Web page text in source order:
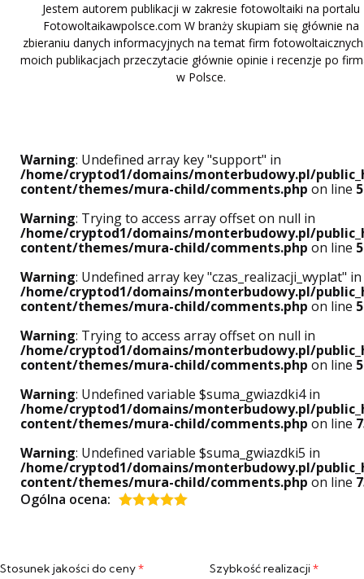
Jestem autorem publikacji w zakresie fotowoltaiki na portalu
Fotowoltaikawpolsce.com W branży skupiam się głównie na
zbieraniu danych informacyjnych na temat firm
moich publikacjach przeczytacie głównie opinie i recenzje po
w Polsce.
Warning: Undefined array key "support" in
/home/cryptod1/domains/monterbudowy.pl/
content/themes/mura-child/comments.php on line
Warning: Trying to access array offset on null in
/home/cryptod1/domains/monterbudowy.pl/
content/themes/mura-child/comments.php on line
Warning: Undefined array key "czas_realizacji_wyplat" in
/home/cryptod1/domains/monterbudowy.pl/
content/themes/mura-child/comments.php on line
Warning: Trying to access array offset on null in
/home/cryptod1/domains/monterbudowy.pl/
content/themes/mura-child/comments.php on line
Warning: Undefined variable $suma_gwiazdki4 in
/home/cryptod1/domains/monterbudowy.pl/
content/themes/mura-child/comments.php on line
Warning: Undefined variable $suma_gwiazdki5 in
/home/cryptod1/domains/monterbudowy.pl/
content/themes/mura-child/comments.php on line
Ogólna ocena:
Stosunek jakości do ceny* Szybkość realizacji*